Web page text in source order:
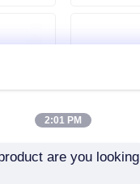
2:01 PM
are you looking